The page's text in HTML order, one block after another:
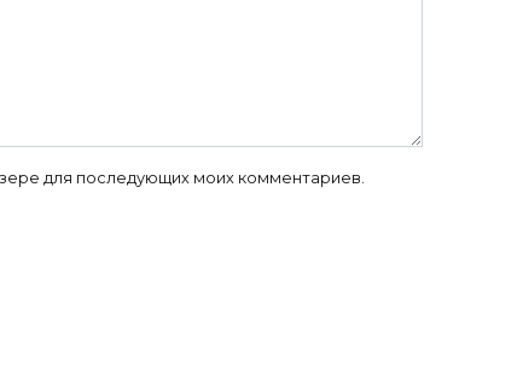
для последующих моих комментариев.